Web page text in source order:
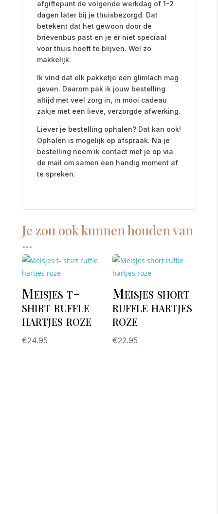
afgiftepunt de volgende werkdag of 1-2
dagen later bij je thuisbezorgd. Dat
betekent dat het gewoon door de
brievenbus past en je er niet speciaal
voor thuis hoeft te blijven. Wel zo
makkelijk.
Ik vind dat elk pakketje een glimlach mag
geven. Daarom pak ik jouw bestelling
altijd met veel zorg in, in mooi cadeau
zakje met een lieve, verzorgde afwerking.
Liever je bestelling ophalen? Dat kan ook!
Ophalen is mogelijk op afspraak. Na je
bestelling neem ik contact met je op via
de mail om samen een handig moment af
te spreken.
Je zou ook kunnen houden van
…
Meisjes t-
shirt ruffle
hartjes roze
€24.95
Meisjes short
ruffle hartjes
roze
€22.95